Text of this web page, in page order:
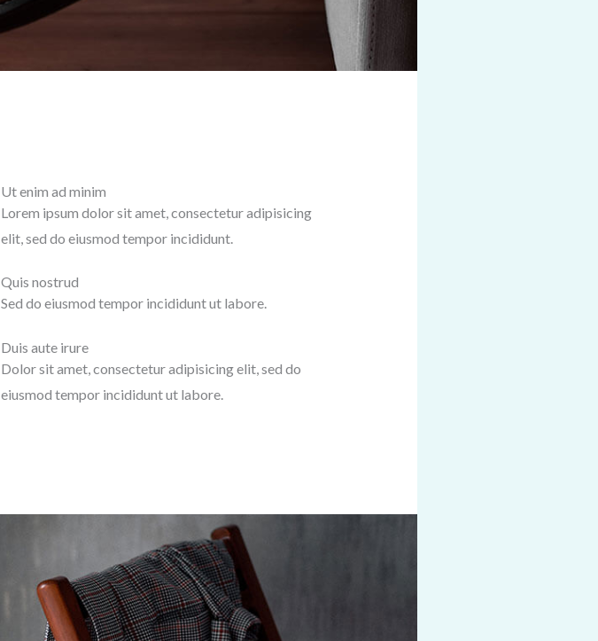
Ut enim ad minim
Lorem ipsum dolor sit amet, consectetur adipisicing
elit, sed do eiusmod tempor incididunt.
Quis nostrud
Sed do eiusmod tempor incididunt ut labore.
Duis aute irure
Dolor sit amet, consectetur adipisicing elit, sed do
eiusmod tempor incididunt ut labore.